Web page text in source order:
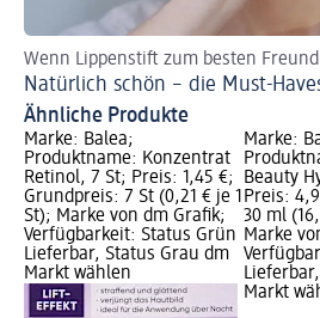
Wenn Lippenstift zum besten
Natürlich schön – die Must-
Ähnliche Produkte
Marke: Balea;
Produktname: Konzentrat
Retinol, 7 St; Preis: 1,45 €;
Grundpreis: 7 St (0,21 € je 1
St); Marke von dm Grafik;
Verfügbarkeit: Status Grün
Lieferbar, Status Grau dm
Markt wählen
Marke:
Beauty
Preis:
30 ml
Marke
Markt